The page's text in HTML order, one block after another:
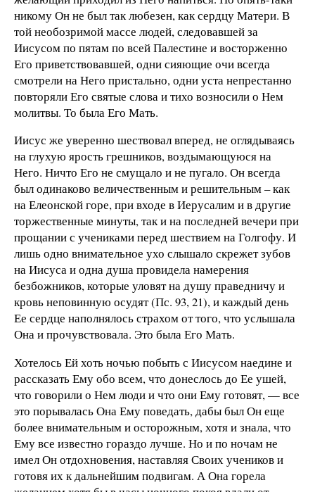
никому Он не был так любезен, как сердцу Матери. В
той необозримой массе людей, следовавшей за
Иисусом по пятам по всей Палестине и восторженно
Его приветствовавшей, одни сияющие очи всегда
смотрели на Него пристально, одни уста непрестанно
повторяли Его святые слова и тихо возносили о Нем
молитвы. То была Его Мать.
Иисус же уверенно шествовал вперед, не оглядываясь
на глухую ярость грешников, воздымающуюся на
Него. Ничто Его не смущало и не пугало. Он всегда
был одинаково величественным и решительным – как
на Елеонской горе, при входе в Иерусалим и в другие
торжественные минуты, так и на последней вечери при
прощании с учениками перед шествием на Голгофу. И
лишь одно внимательное ухо слышало скрежет зубов
на Иисуса и одна душа провидела намерения
безбожников, которые уловят на душу праведничу и
кровь неповинную осудят (Пс. 93, 21), и каждый день
Ее сердце наполнялось страхом от того, что услышала
Она и прочувствовала. Это была Его Мать.
Хотелось Ей хоть ночью побыть с Иисусом наедине и
рассказать Ему обо всем, что донеслось до Ее ушей,
что говорили о Нем люди и что они Ему готовят, — все
это порывалась Она Ему поведать, дабы был Он еще
более внимательным и осторожным, хотя и знала, что
Ему все известно гораздо лучше. Но и по ночам не
имел Он отдохновения, наставляя Своих учеников и
готовя их к дальнейшим подвигам. А Она горела